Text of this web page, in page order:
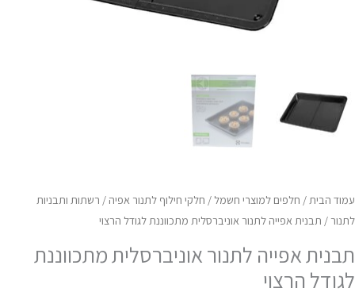
עמוד הבית/ חלפים למוצרי חשמל/ חלקי חילוף לתנור אפיה / רשתות ותבניות
לתנור/ תבנית אפייה לתנור אוניברסלית מתכווננת לגודל הרצוי
תבנית אפייה לתנור אוניברסלית מתכווננת
לגודל הרצוי